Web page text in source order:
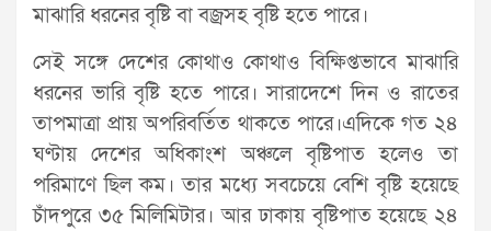
মাঝারি ধরনের বৃষ্টি বা বজ্রসহ বৃষ্টি হতে পারে।
সেই সঙ্গে দেশের কোথাও কোথাও বিক্ষিপ্তভাবে মাঝারি
ধরনের ভারি বৃষ্টি হতে পারে। সারাদেশে দিন ও রাতের
তাপমাত্রা প্রায় অপরিবর্তিত থাকতে পারে।এদিকে গত ২৪
ঘণ্টায় দেশের অধিকাংশ অঞ্চলে বৃষ্টিপাত হলেও তা
পরিমাণে ছিল কম। তার মধ্যে সবচেয়ে বেশি বৃষ্টি হয়েছে
চাঁদপুরে ৩৫ মিলিমিটার। আর ঢাকায় বৃষ্টিপাত হয়েছে ২৪